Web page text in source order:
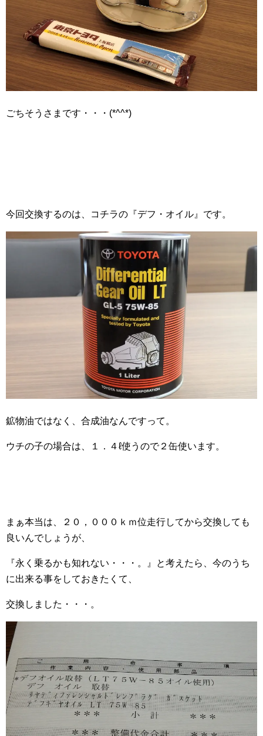
ごちそうさまです・・・(*^^*)
今回交換するのは、コチラの『デフ・オイル』です。
鉱物油ではなく、合成油なんですって。
ウチの子の場合は、１．４ℓ使うので２缶使います。
まぁ本当は、２０，０００ｋｍ位走行してから交換しても
良いんでしょうが、
『永く乗るかも知れない・・・。』と考えたら、今のうち
に出来る事をしておきたくて、
交換しました・・・。